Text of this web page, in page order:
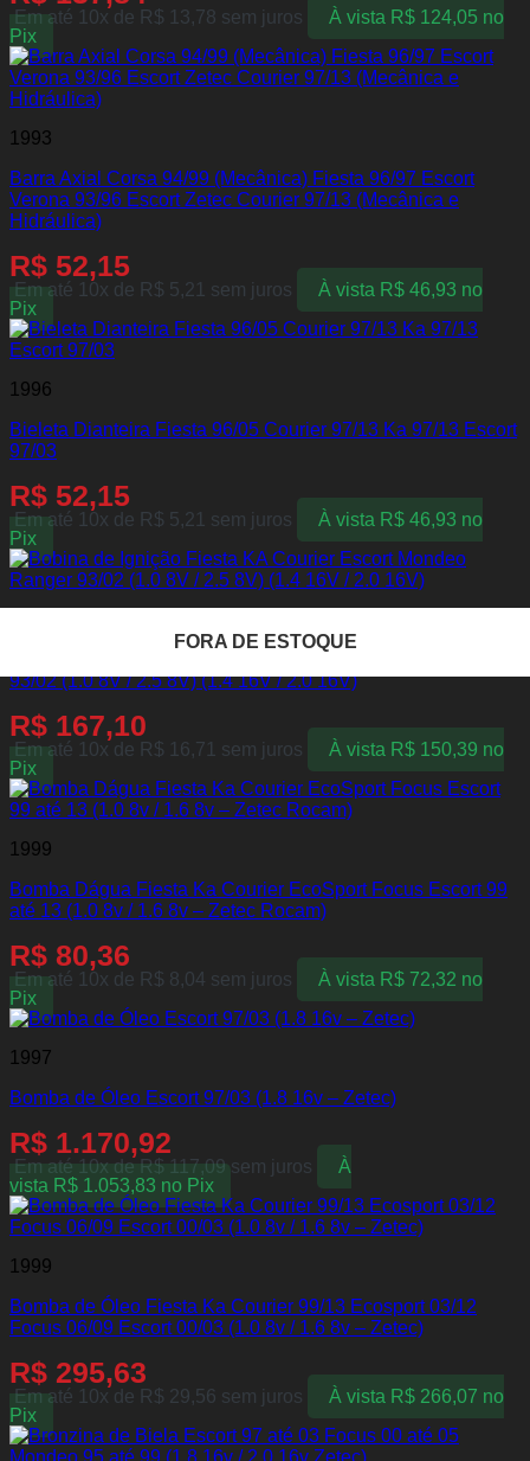
FORA DE ESTOQUE
FORA DE ESTOQUE
Em até 10x de R$ 13,78 sem juros À vista R$124,05 no
Pix
1993
Barra Axial Corsa 94/99 (Mecânica) Fiesta 96/97 Escort
Verona 93/96 Escort Zetec Courier 97/13 (Mecânica e
Hidráulica)
R$ 52,15
Em até 10x de R$ 5,21 sem juros À vista R$46,93 no
Pix
FORA DE ESTOQUE
1996
Bieleta Dianteira Fiesta 96/05 Courier 97/13 Ka 97/13 Escort
97/03
R$ 52,15
Em até 10x de R$ 5,21 sem juros À vista R$46,93 no
Pix
93/02 (1.0 8V / 2.5 8V) (1.4 16V / 2.0 16V)
R$ 167,10
Em até 10x de R$ 16,71 sem juros À vista R$150,39 no
Pix
1999
Bomba Dágua Fiesta Ka Courier EcoSport Focus Escort 99
até 13 (1.0 8v / 1.6 8v – Zetec Rocam)
R$ 80,36
Em até 10x de R$ 8,04 sem juros À vista R$72,32 no
Pix
FORA DE ESTOQUE
1997
Bomba de Óleo Escort 97/03 (1.8 16v – Zetec)
R$ 1.170,92
Em até 10x deR$117,09sem juros
À
vista R$ 1.053,83 no Pix
FORA DE ESTOQUE
1999
Bomba de Óleo Fiesta Ka Courier 99/13 Ecosport 03/12
Focus 06/09 Escort 00/03 (1.0 8v / 1.6 8v – Zetec)
R$ 295,63
Em até 10x de R$ 29,56 sem juros À vista R$266,07 no
Pix